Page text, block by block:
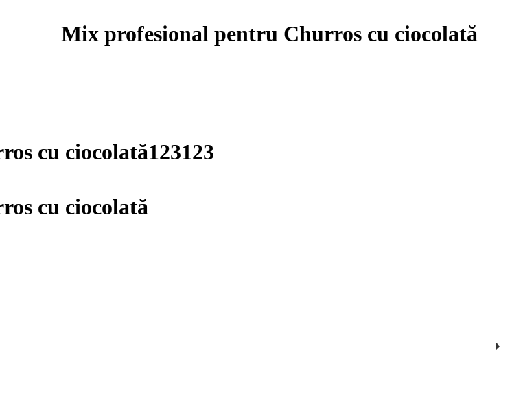
Mix profesional pentru Churros cu ciocolată
cu ciocolată123123
cu ciocolată